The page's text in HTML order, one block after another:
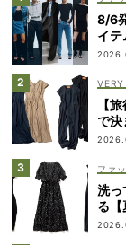
8/6
イテ
【
で決
ファ
洗っ
る